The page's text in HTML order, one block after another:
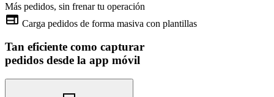
Más pedidos, sin frenar tu operación
web Carga pedidos de forma masiva con plantillas
Tan eficiente como capturar
pedidos desde la app móvil